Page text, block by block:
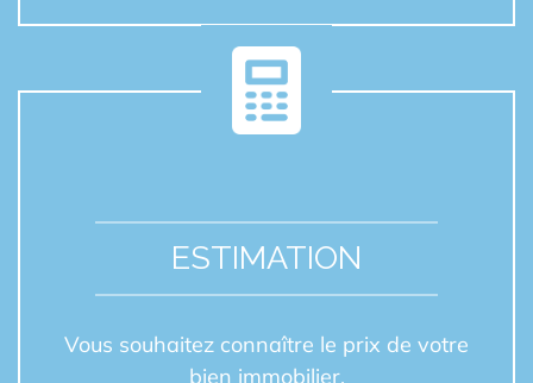
ESTIMATION
Vous souhaitez connaître le prix de votre
bien immobilier.